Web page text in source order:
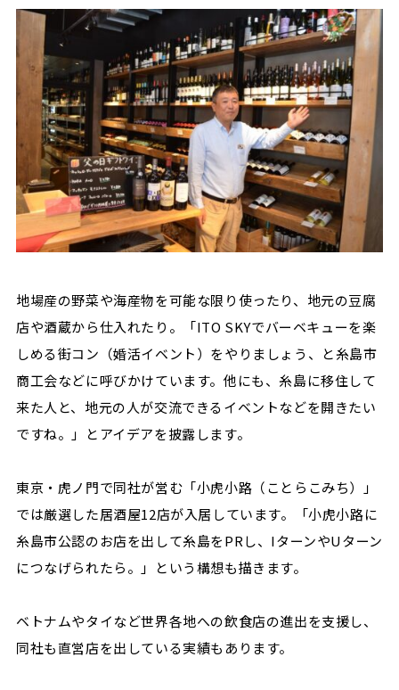
地場産の野菜や海産物を可能な限り使ったり、地元の豆腐
店や酒蔵から仕入れたり。「ITO SKYでバーベキューを楽
しめる街コン（婚活イベント）をやりましょう、と糸島市
商工会などに呼びかけています。他にも、糸島に移住して
来た人と、地元の人が交流できるイベントなどを開きたい
ですね。」とアイデアを披露します。
東京・虎ノ門で同社が営む「小虎小路（ことらこみち）」
では厳選した居酒屋12店が入居しています。「小虎小路に
糸島市公認のお店を出して糸島をPRし、IターンやUターン
につなげられたら。」という構想も描きます。
ベトナムやタイなど世界各地への飲食店の進出を支援し、
同社も直営店を出している実績もあります。